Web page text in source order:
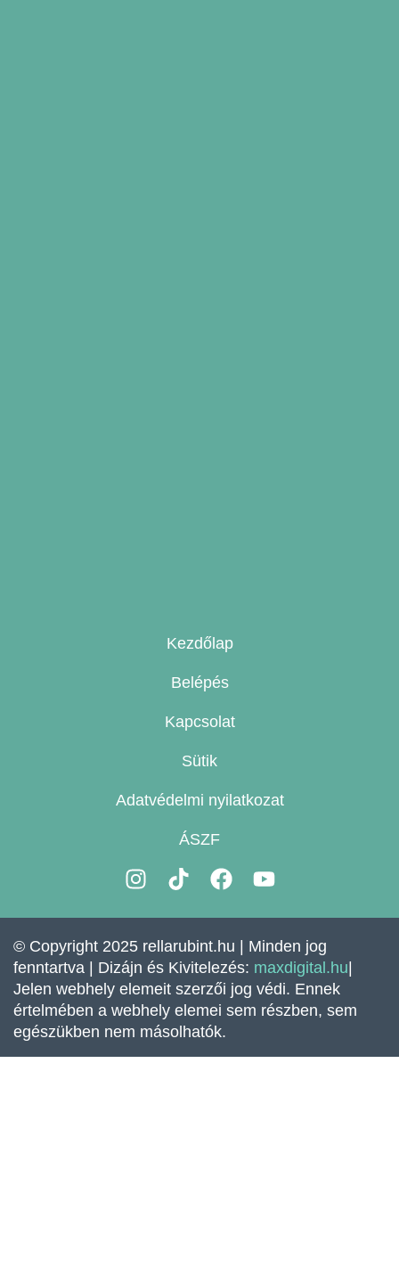
Kezdőlap
Belépés
Kapcsolat
Sütik
Adatvédelmi nyilatkozat
ÁSZF
I
s
t
a
g
r
a
m
T
k
t
o
k
F
c
e
b
o
o
k
Y
u
t
u
b
e
© Copyright 2025 rellarubint.hu | Minden jog
fenntartva | Dizájn és Kivitelezés: maxdigital.hu|
Jelen webhely elemeit szerzői jog védi. Ennek
értelmében a webhely elemei sem részben, sem
egészükben nem másolhatók.